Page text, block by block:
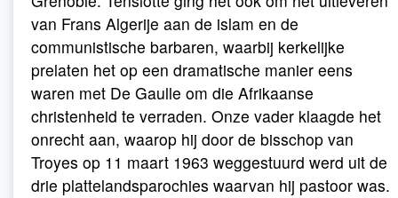
van Frans Algerije aan de islam en de
communistische barbaren, waarbij kerkelijke
prelaten het op een dramatische manier eens
waren met De Gaulle om die Afrikaanse
christenheid te verraden. Onze vader klaagde het
onrecht aan, waarop hij door de bisschop van
Troyes op 11 maart 1963 weggestuurd werd uit de
drie plattelandsparochies waarvan hij pastoor was.